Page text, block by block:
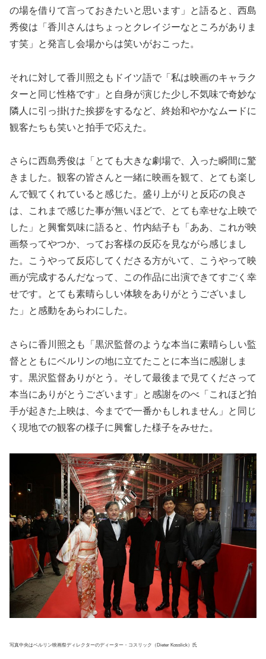
の場を借りて言っておきたいと思います」と語ると、西島
秀俊は「香川さんはちょっとクレイジーなところがありま
す笑」と発言し会場からは笑いがおこった。
それに対して香川照之もドイツ語で「私は映画のキャラク
ターと同じ性格です」と自身が演じた少し不気味で奇妙な
隣人に引っ掛けた挨拶をするなど、終始和やかなムードに
観客たちも笑いと拍手で応えた。
さらに西島秀俊は「とても大きな劇場で、入った瞬間に驚
きました。観客の皆さんと一緒に映画を観て、とても楽し
んで観てくれていると感じた。盛り上がりと反応の良さ
は、これまで感じた事が無いほどで、とても幸せな上映で
した」と興奮気味に語ると、竹内結子も「ああ、これが映
画祭ってやつか、ってお客様の反応を見ながら感じまし
た。こうやって反応してくださる方がいて、こうやって映
画が完成するんだなって、この作品に出演できてすごく幸
せです。とても素晴らしい体験をありがとうございまし
た」と感動をあらわにした。
さらに香川照之も「黒沢監督のような本当に素晴らしい監
督とともにベルリンの地に立てたことに本当に感謝しま
す。黒沢監督ありがとう。そして最後まで見てくださって
本当にありがとうございます」と感謝をのべ「これほど拍
手が起きた上映は、今までで一番かもしれません」と同じ
く現地での観客の様子に興奮した様子をみせた。
写真中央はベルリン映画祭ディレクターのディーター・コスリック（Dieter Kosslick）氏